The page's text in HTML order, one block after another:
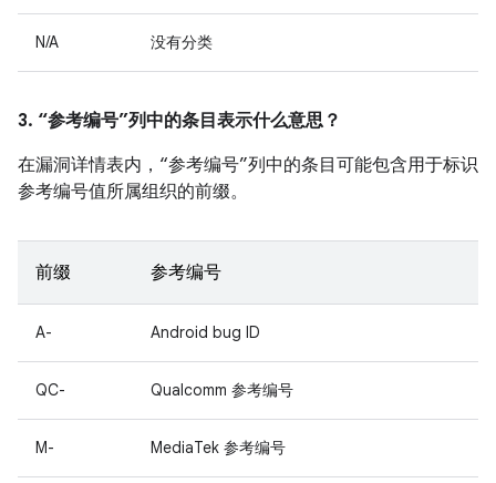
N/A 没有分类
3. “参考编号”列中的条目表示什么意思？
在漏洞详情表内，“参考编号”列中的条目可能包含用于标识
参考编号值所属组织的前缀。
前缀 参考编号
A- Android bug ID
QC- Qualcomm 参考编号
M- MediaTek 参考编号